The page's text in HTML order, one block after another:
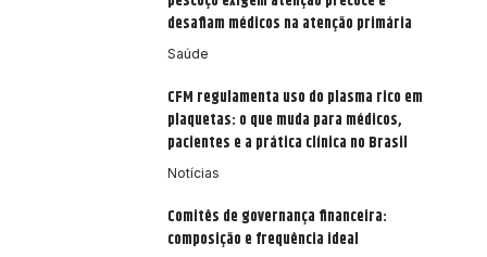
desafiam médicos na atenção primária
Saúde
CFM regulamenta uso do plasma rico em
plaquetas: o que muda para médicos,
pacientes e a prática clínica no Brasil
Notícias
Comitês de governança financeira:
composição e frequência ideal